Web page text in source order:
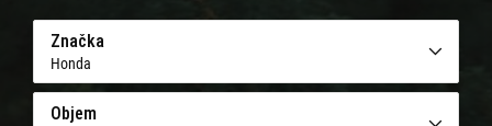
Značka
Honda
Objem